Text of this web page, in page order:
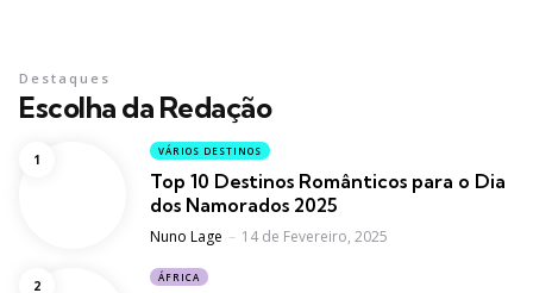
Escolha da Redação
Destaques
VÁRIOS DESTINOS
Top 10 Destinos Românticos para o Dia
dos Namorados 2025
Posted
Nuno Lage 14 de Fevereiro, 2025
ÁFRICA